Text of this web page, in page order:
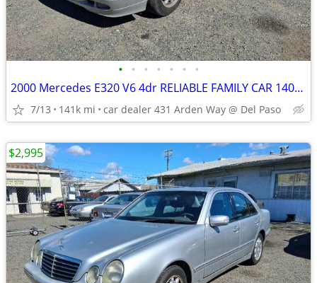
• • • • • • •
2000 Mercedes E320 V6 4dr RELIABLE FAMILY CAR 140K 6 MORE MBZ DEALS
7/13 141k mi car dealer 431 Arden Way @ Del Paso
$2,995